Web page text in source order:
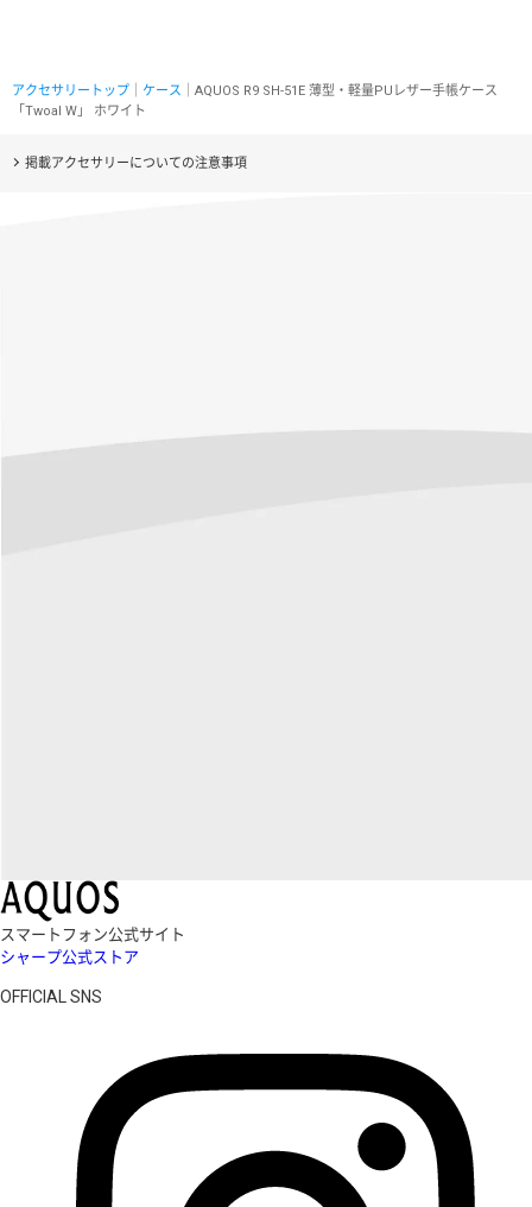
アクセサリートップ ケース ｜AQUOS R9 SH-51E 薄型・軽量PUレザー手帳ケース
「Twoal W」 ホワイト
掲載アクセサリーについての注意事項
スマートフォン公式サイト
シャープ公式ストア
OFFICIAL SNS